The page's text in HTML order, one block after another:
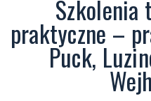
Szkolenia
praktyczne –
Puck,